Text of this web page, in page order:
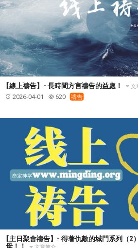
【線上禱告】- 長時間方言禱告的益處！ 文
2026-04-01 620 禱告
【主日聚會禱告】- 得著仇敵的城門系列（2
母！！